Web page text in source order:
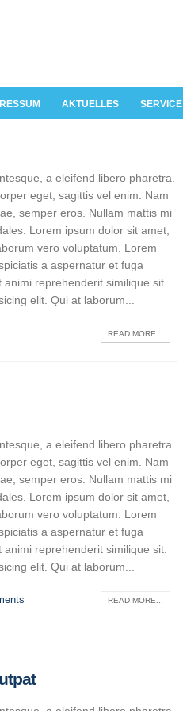
AKTUELLES SERVICE
a eleifend libero pharetra.
eget, sagittis vel enim. Nam
semper eros. Nullam mattis mi
Lorem ipsum dolor sit amet,
vero voluptatum. Lorem
a aspernatur et fuga
reprehenderit similique sit.
elit. Qui at laborum...
READ MORE...
a eleifend libero pharetra.
eget, sagittis vel enim. Nam
semper eros. Nullam mattis mi
Lorem ipsum dolor sit amet,
vero voluptatum. Lorem
a aspernatur et fuga
reprehenderit similique sit.
elit. Qui at laborum...
READ MORE...